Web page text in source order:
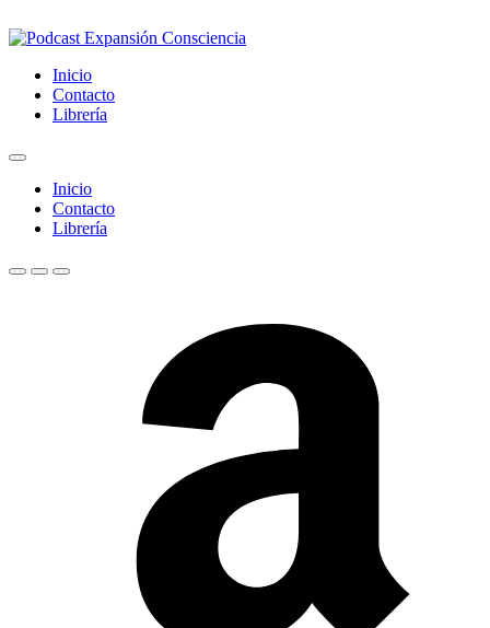
Inicio
Contacto
Librería
Inicio
Contacto
Librería